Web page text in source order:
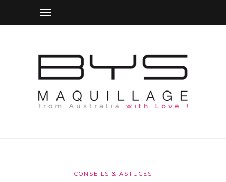
CONSEILS & ASTUCES